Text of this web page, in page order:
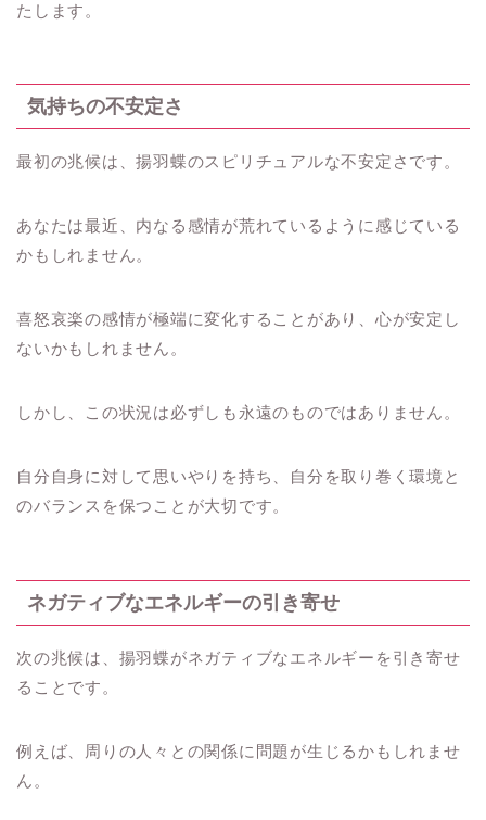
たします。
気持ちの不安定さ
最初の兆候は、揚羽蝶のスピリチュアルな不安定さです。
あなたは最近、内なる感情が荒れているように感じている
かもしれません。
喜怒哀楽の感情が極端に変化することがあり、心が安定し
ないかもしれません。
しかし、この状況は必ずしも永遠のものではありません。
自分自身に対して思いやりを持ち、自分を取り巻く環境と
のバランスを保つことが大切です。
ネガティブなエネルギーの引き寄せ
次の兆候は、揚羽蝶がネガティブなエネルギーを引き寄せ
ることです。
例えば、周りの人々との関係に問題が生じるかもしれませ
ん。